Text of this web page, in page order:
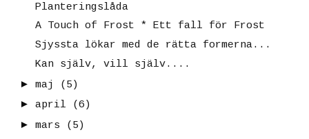
Planteringslåda
A Touch of Frost * Ett fall för Frost
Sjyssta lökar med de rätta formerna...
Kan själv, vill själv....
► maj
(5)
► april
(6)
► mars
(5)